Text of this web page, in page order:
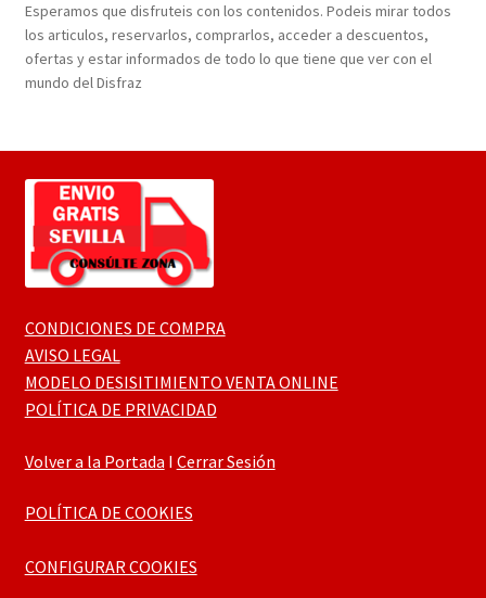
Esperamos que disfruteis con los contenidos. Podeis mirar todos
los articulos, reservarlos, comprarlos, acceder a descuentos,
ofertas y estar informados de todo lo que tiene que ver con el
mundo del Disfraz
CONDICIONES DE COMPRA
AVISO LEGAL
MODELO DESISITIMIENTO VENTA ONLINE
POLÍTICA DE PRIVACIDAD
Volver a la Portada I Cerrar Sesión
POLÍTICA DE COOKIES
CONFIGURAR COOKIES